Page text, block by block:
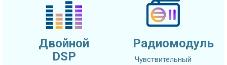
Двойной
DSP
Радиомодуль
Чувствительный